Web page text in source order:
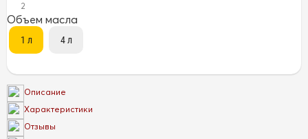
2
Объем масла
Описание
Характеристики
Отзывы